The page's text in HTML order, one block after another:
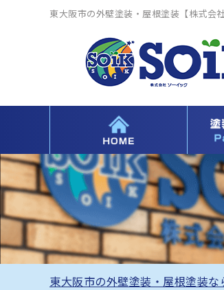
東大阪市の外壁塗装・屋根塗装【株式会
東大阪市の外壁塗装・屋根塗装な